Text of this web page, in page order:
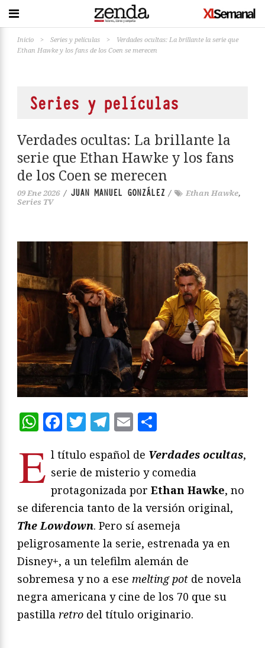
Inicio > Series y películas >
Verdades ocultas: La brillante la serie que
Ethan Hawke y los fans de los Coen se merecen
Series y películas
Verdades ocultas: La brillante la
serie que Ethan Hawke y los fans
de los Coen se merecen
09 Ene 2026 / JUAN MANUEL GONZÁLEZ / Ethan Hawke,
Series TV
WhatsApp
Facebook
Twitter
Telegram
Email
E l título español de Verdades ocultas,
serie de misterio y comedia
protagonizada por Ethan Hawke, no
se diferencia tanto de la versión original,
The Lowdown. Pero sí asemeja
peligrosamente la serie, estrenada ya en
Disney+, a un telefilm alemán de
sobremesa y no a ese melting pot de novela
negra americana y cine de los 70 que su
pastilla retro del título originario.